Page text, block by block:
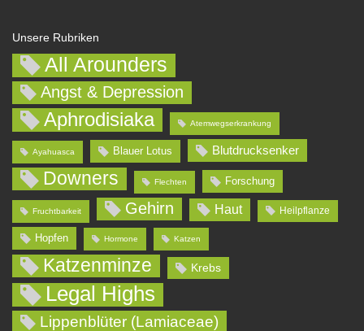
Unsere Rubriken
All Arounders
Angst & Depression
Aphrodisiaka Atemwegserkrankung
Ayahuasca Blauer Lotus Blutdrucksenker
Downers Flechten Forschung
Fruchtbarkeit Gehirn Haut Heilpflanze
Hopfen Hormone Katzen
Katzenminze Krebs
Legal Highs
Lippenblüter (Lamiaceae)